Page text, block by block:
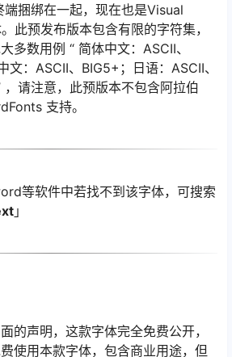
捆绑在一起，现在也是Visual
此预发布版本包含有限的字符集，
多数用例 “ 简体中文：ASCII、
文：ASCII、BIG5+；日语：ASCII、
请注意，此预版本不包含阿拉伯
支持。
等软件中若找不到该字体，可搜索
」
的声明，这款字体完全免费公开，
使用本款字体，包含商业用途，但